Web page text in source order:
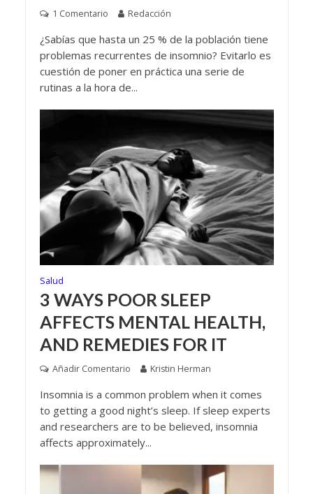
1 Comentario Redacción
¿Sabías que hasta un 25 % de la población tiene
problemas recurrentes de insomnio? Evitarlo es
cuestión de poner en práctica una serie de
rutinas a la hora de...
Salud
3 WAYS POOR SLEEP
AFFECTS MENTAL HEALTH,
AND REMEDIES FOR IT
Añadir Comentario Kristin Herman
Insomnia is a common problem when it comes
to getting a good night’s sleep. If sleep experts
and researchers are to be believed, insomnia
affects approximately...